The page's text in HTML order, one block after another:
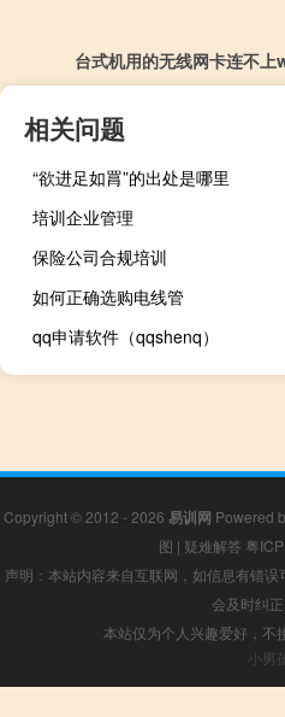
台式机用的无线网卡连不上
相关问题
“欲进足如罥”的出处是哪里
培训企业管理
保险公司合规培训
如何正确选购电线管
qq申请软件（qqshenq）
Copyright © 2012 - 2026 易训网 Powered
图 | 疑难解答 粤
声明：本站内容来自互联网，如信息有错
会及时纠
本站仅为个人兴趣爱好，不
小男